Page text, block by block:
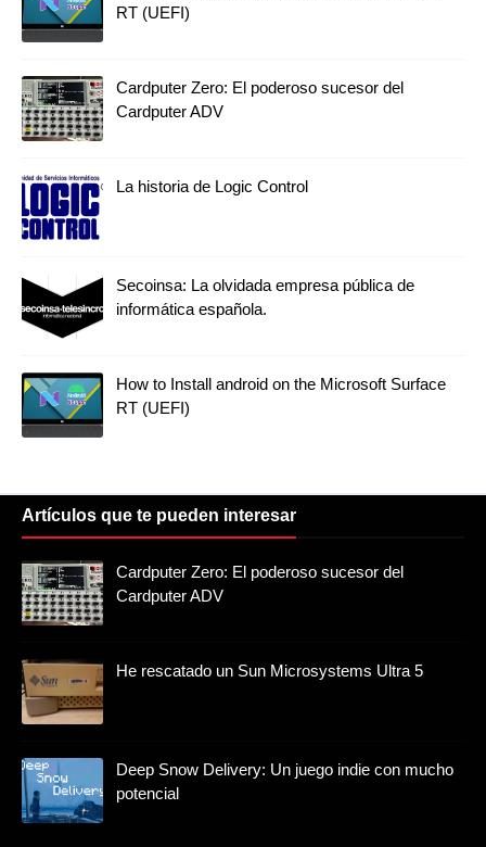
RT (UEFI)
Cardputer Zero: El poderoso sucesor del
Cardputer ADV
La historia de Logic Control
Secoinsa: La olvidada empresa pública de
informática española.
How to Install android on the Microsoft Surface
RT (UEFI)
Artículos que te pueden interesar
Cardputer Zero: El poderoso sucesor del
Cardputer ADV
He rescatado un Sun Microsystems Ultra 5
Deep Snow Delivery: Un juego indie con mucho
potencial